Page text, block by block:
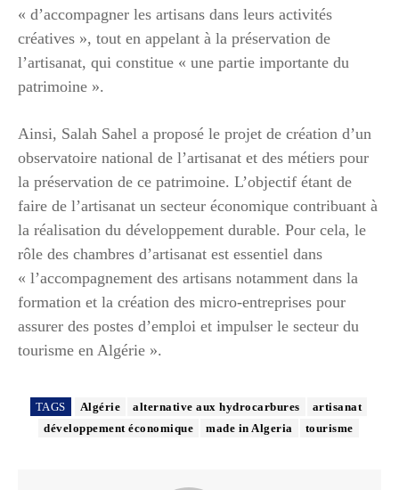
« d’accompagner les artisans dans leurs activités
créatives », tout en appelant à la préservation de
l’artisanat, qui constitue « une partie importante du
patrimoine ».
Ainsi, Salah Sahel a proposé le projet de création d’un
observatoire national de l’artisanat et des métiers pour
la préservation de ce patrimoine. L’objectif étant de
faire de l’artisanat un secteur économique contribuant à
la réalisation du développement durable. Pour cela, le
rôle des chambres d’artisanat est essentiel dans
« l’accompagnement des artisans notamment dans la
formation et la création des micro-entreprises pour
assurer des postes d’emploi et impulser le secteur du
tourisme en Algérie ».
TAGS Algérie alternative aux hydrocarbures
artisanat
développement économique
made in Algeria tourisme